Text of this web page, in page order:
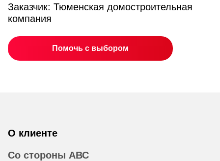
Заказчик: Тюменская домостроительная
компания
Помочь с выбором
О клиенте
Со стороны АВС